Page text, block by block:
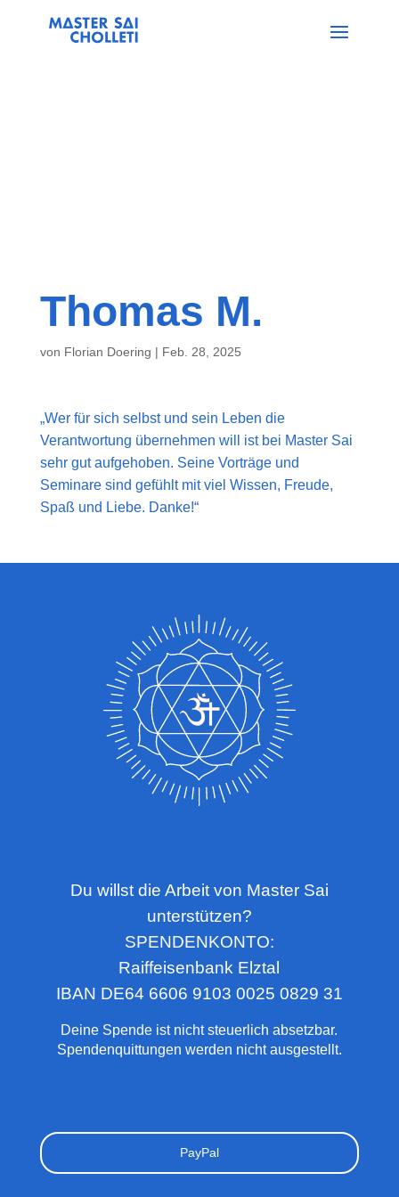
Thomas M.
von Florian Doering | Feb. 28, 2025
„Wer für sich selbst und sein Leben die
Verantwortung übernehmen will ist bei Master Sai
sehr gut aufgehoben. Seine Vorträge und
Seminare sind gefühlt mit viel Wissen, Freude,
Spaß und Liebe. Danke!“
Du willst die Arbeit von Master Sai
unterstützen?
SPENDENKONTO:
Raiffeisenbank Elztal
IBAN DE64 6606 9103 0025 0829 31
Deine Spende ist nicht steuerlich absetzbar.
Spendenquittungen werden nicht ausgestellt.
PayPal